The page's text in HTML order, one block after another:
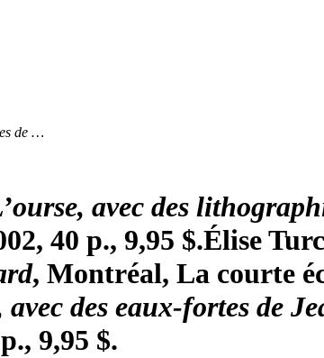
de …
avec des
40 p., 9,95 $.Élise
, Montréal, La courte
avec des eaux-fortes de
9,95 $.